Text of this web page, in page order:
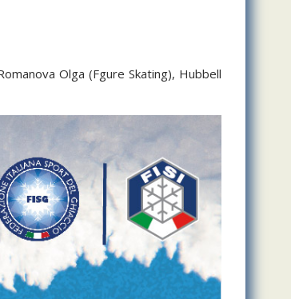
Olga (Fgure Skating), Hubbell